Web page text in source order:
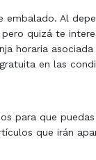
Al
quizá te
horaria
en las
para que
que irán